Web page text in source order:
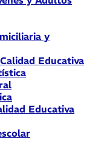
y
Educativa
Educativa